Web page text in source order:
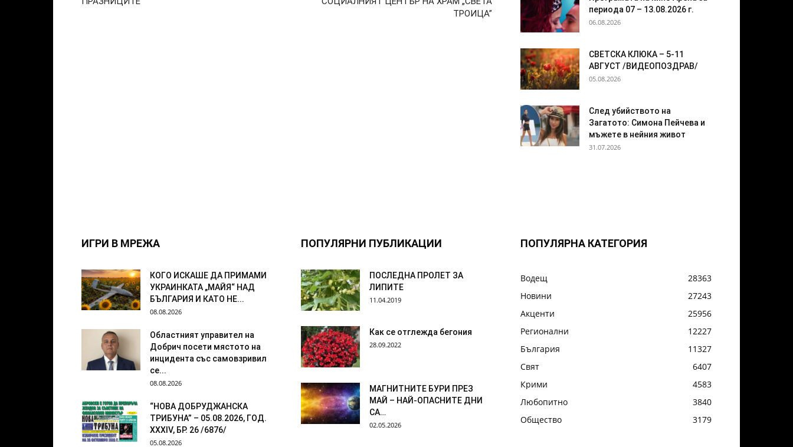
ТРОИЦА”
периода 07 – 13.08.2026 г.
06.08.2026
СВЕТСКА КЛЮКА – 5-11
АВГУСТ /ВИДЕОПОЗДРАВ/
05.08.2026
След убийството на
Загатото: Симона Пейчева и
мъжете в нейния живот
31.07.2026
ИГРИ В МРЕЖА
КОГО ИСКАШЕ ДА ПРИМАМИ
УКРАИНКАТА „МАЙЯ“ НАД
БЪЛГАРИЯ И КАТО НЕ...
08.08.2026
Областният управител на
Добрич посети мястото на
инцидента със самовзривил
се...
08.08.2026
“НОВА ДОБРУДЖАНСКА
ТРИБУНА” – 05.08.2026, ГОД.
XXХIV, БР. 26 /6876/
05.08.2026
ПОПУЛЯРНИ ПУБЛИКАЦИИ
ПОСЛЕДНА ПРОЛЕТ ЗА
ЛИПИТЕ
11.04.2019
Как се отглежда бегония
28.09.2022
МАГНИТНИТЕ БУРИ ПРЕЗ
МАЙ – НАЙ-ОПАСНИТЕ ДНИ
СА…
02.05.2026
ПОПУЛЯРНА КАТЕГОРИЯ
Водещ
28363
Новини
27243
Акценти
25956
Регионални
12227
България
11327
Свят
6407
Крими
4583
Любопитно
3840
Общество
3179